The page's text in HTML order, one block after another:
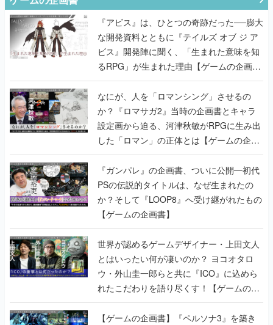
『アビス』は、ひとつの奇跡だった──膨大
な開発資料とともに『テイルズ オブ ジ ア
ビス』開発陣に聞く、「生まれた意味を知
るRPG」が生まれた理由【ゲームの企画
書】
なにが、人を「ロマンシング」させるの
か？『ロマサガ2』当時の企画書とキャラ
設定画から迫る、河津秋敏がRPGに生み出
した「ロマン」の正体とは【ゲームの企画
書】
『ガンパレ』の企画書、ついに公開━初代
PSの伝説的タイトルは、なぜ生まれたの
か？そして『LOOP8』へ受け継がれたもの
【ゲームの企画書】
世界が認めるゲームデザイナー・上田文人
とはいったい何が凄いのか？ ヨコオタロ
ウ・外山圭一郎らと共に『ICO』に込めら
れたこだわりを語り尽くす！【ゲームの企
画書】
【ゲームの企画書】『ペルソナ3』を築き